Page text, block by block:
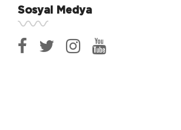
Sosyal Medya